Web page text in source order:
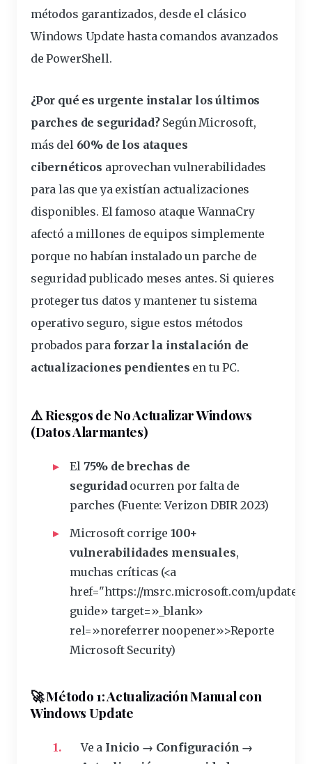
métodos garantizados, desde el clásico
Windows Update hasta comandos avanzados
de PowerShell.
¿Por qué es urgente instalar los últimos
parches de seguridad?Según Microsoft,
más del 60% de los ataques
cibernéticos aprovechan vulnerabilidades
para las que ya existían actualizaciones
disponibles. El famoso ataque WannaCry
afectó a millones de equipos simplemente
porque no habían instalado un parche de
seguridad publicado meses antes. Si quieres
proteger tus datos y mantener tu sistema
operativo seguro, sigue estos métodos
probados para forzar la instalación de
actualizaciones pendientes en tu PC.
⚠️ Riesgos de No Actualizar Windows
(Datos Alarmantes)
El 75% de brechas de
seguridadocurren por falta de
parches (Fuente: Verizon DBIR 2023)
Microsoft corrige 100+
vulnerabilidades mensuales,
muchas críticas (<a
href="https://msrc.microsoft.com/update
guide» target=»_blank»
rel=»noreferrer noopener»>Reporte
Microsoft Security)
🚀 Método 1: Actualización Manual con
Windows Update
Ve a Inicio → Configuración →